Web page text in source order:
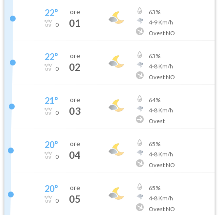
22°
0
ore
01
63%
4-9Km/h
Ovest NO
22°
0
ore
02
63%
4-8Km/h
Ovest NO
21°
0
ore
03
64%
4-8Km/h
Ovest
20°
0
ore
04
65%
4-8Km/h
Ovest NO
20°
0
ore
05
65%
4-8Km/h
Ovest NO